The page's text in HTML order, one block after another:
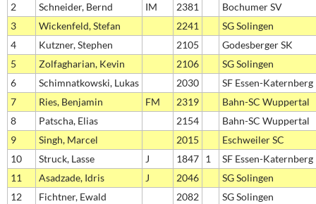
2
Schneider, Bernd IM 2381
Bochumer SV
3
Wickenfeld, Stefan 2241
SG Solingen
4
Kutzner, Stephen 2105
Godesberger SK
5
Zolfagharian, Kevin 2106
SG Solingen
6
Schimnatkowski, Lukas 2030
SF Essen-Katernberg
7
Ries, Benjamin FM 2319
Bahn-SC Wuppertal
8
Patscha, Elias 2154
Bahn-SC Wuppertal
9
Singh, Marcel 2015
Eschweiler SC
10
Struck, Lasse J 1847 1
SF Essen-Katernberg
11
Asadzade, Idris J 2046
SG Solingen
12
Fichtner, Ewald 2082
SG Solingen